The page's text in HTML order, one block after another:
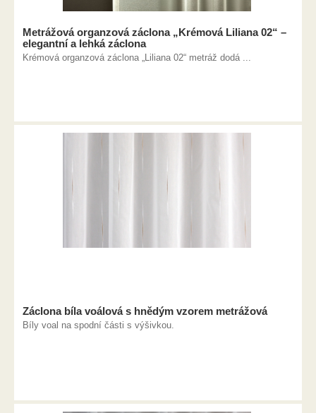
Metrážová organzová záclona „Krémová Liliana 02“ –
elegantní a lehká záclona
Krémová organzová záclona „Liliana 02“ metráž dodá ...
Záclona bíla voálová s hnědým vzorem metrážová
Bíly voal na spodní části s výšivkou.